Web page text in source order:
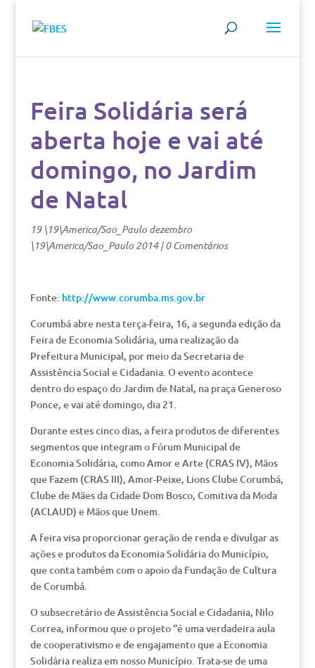
Feira Solidária será
aberta hoje e vai até
domingo, no Jardim
de Natal
19 \19\America/Sao_Paulo dezembro
\19\America/Sao_Paulo 2014|0 Comentários
Fonte: http://www.corumba.ms.gov.br
Corumbá abre nesta terça-feira, 16, a segunda edição da
Feira de Economia Solidária, uma realização da
Prefeitura Municipal, por meio da Secretaria de
Assistência Social e Cidadania. O evento acontece
dentro do espaço do Jardim de Natal, na praça Generoso
Ponce, e vai até domingo, dia 21.
Durante estes cinco dias, a feira produtos de diferentes
segmentos que integram o Fórum Municipal de
Economia Solidária, como Amor e Arte (CRAS IV), Mãos
que Fazem (CRAS III), Amor-Peixe, Lions Clube Corumbá,
Clube de Mães da Cidade Dom Bosco, Comitiva da Moda
(ACLAUD) e Mãos que Unem.
A feira visa proporcionar geração de renda e divulgar as
ações e produtos da Economia Solidária do Município,
que conta também com o apoio da Fundação de Cultura
de Corumbá.
O subsecretário de Assistência Social e Cidadania, Nilo
Correa, informou que o projeto “é uma verdadeira aula
de cooperativismo e de engajamento que a Economia
Solidária realiza em nosso Município. Trata-se de uma